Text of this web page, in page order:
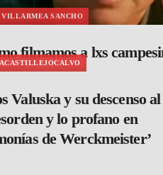
VILLARMEA SANCHO
filmamos a lxs
Valuska y su descenso
y lo profano en
de Werckmeister’